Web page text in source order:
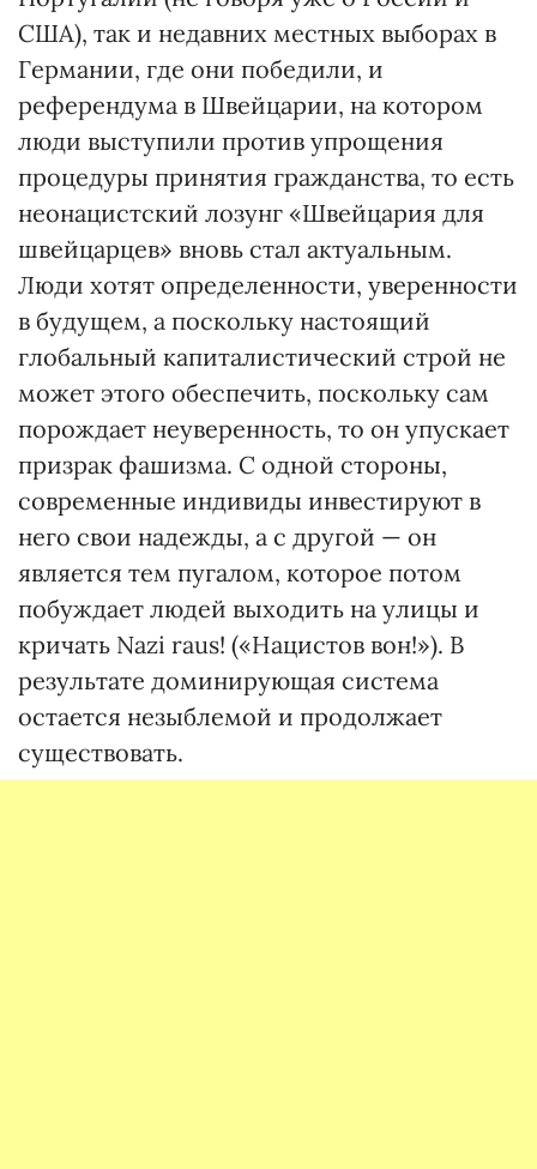
США), так и недавних местных выборах в
Германии, где они победили, и
референдума в Швейцарии, на котором
люди выступили против упрощения
процедуры принятия гражданства, то есть
неонацистский лозунг «Швейцария для
швейцарцев» вновь стал актуальным.
Люди хотят определенности, уверенности
в будущем, а поскольку настоящий
глобальный капиталистический строй не
может этого обеспечить, поскольку сам
порождает неуверенность, то он упускает
призрак фашизма. С одной стороны,
современные индивиды инвестируют в
него свои надежды, а с другой — он
является тем пугалом, которое потом
побуждает людей выходить на улицы и
кричать Nazi raus! («Нацистов вон!»). В
результате доминирующая система
остается незыблемой и продолжает
существовать.